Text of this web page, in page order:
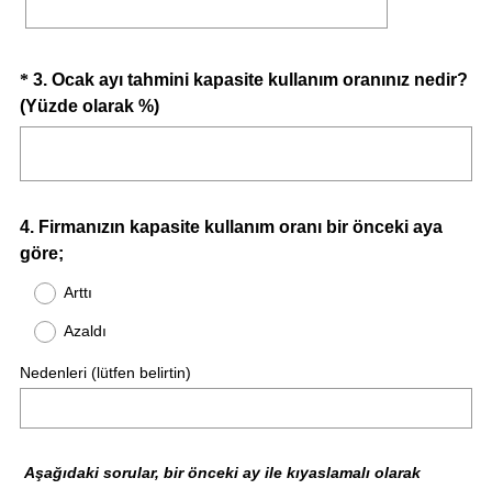
Question
Title
* 3. Ocak ayı tahmini kapasite kullanım oranınız nedir?
(Yüzde olarak %)(
Z
r
n
Question
Title
4. Firmanızın kapasite kullanım oranı bir önceki aya
göre;
Arttı
Azaldı
Nedenleri (lütfen belirtin)
Aşağıdaki sorular, bir önceki ay ile kıyaslamalı olarak